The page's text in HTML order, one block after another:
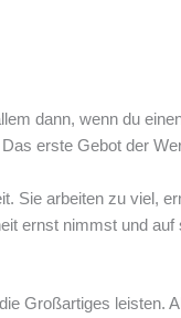
dann, wenn du
erste Gebot der
Sie arbeiten zu viel,
ernst nimmst und
Großartiges